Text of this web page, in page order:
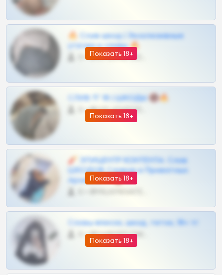
Показать 18+
🔥 Слив шкод | Эксклюзивные
утечки и сливы 🔥
0 •
Показать 18+
СЛИВ ТГ 18 | ШКОДЫ 🔞🔥
0 •
Показать 18+
🧨 ЭПИЦЕНТР КОНТЕНТА: Слив
ШКОДОВ Сливов и Приватных
Архивов ТГ 🔞💎
Показать 18+
Сливы вписок, шкод, теток, 18+ тг
0 •